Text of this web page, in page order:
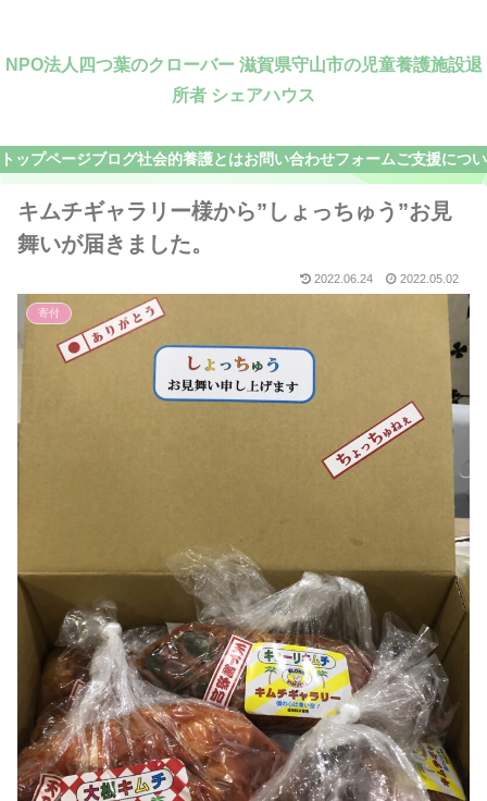
NPO法人四つ葉のクローバー 滋賀県守山市の児童養護施設退
所者 シェアハウス
トップページブログ社会的養護とはお問い合わせフォームご支援につ
キムチギャラリー様から”しょっちゅう”お見
舞いが届きました。
2022.06.24 2022.05.02
寄付